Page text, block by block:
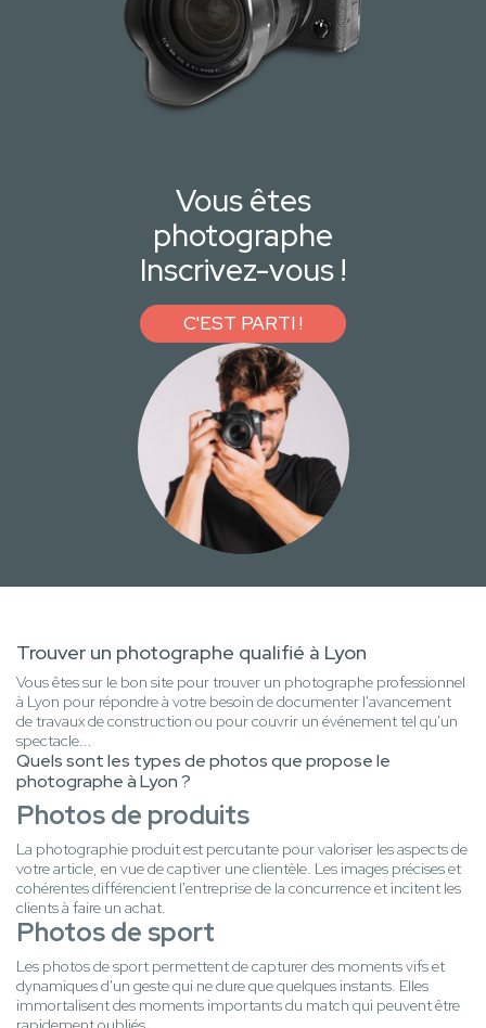
Vous êtes
photographe
Inscrivez-vous !
C'EST PARTI !
Trouver un photographe qualifié à Lyon
Vous êtes sur le bon site pour trouver un photographe professionnel
à Lyon pour répondre à votre besoin de documenter l'avancement
de travaux de construction ou pour couvrir un événement tel qu'un
spectacle...
Quels sont les types de photos que propose le
photographe à Lyon ?
Photos de produits
La photographie produit est percutante pour valoriser les aspects de
votre article, en vue de captiver une clientèle. Les images précises et
cohérentes différencient l'entreprise de la concurrence et incitent les
clients à faire un achat.
Photos de sport
Les photos de sport permettent de capturer des moments vifs et
dynamiques d'un geste qui ne dure que quelques instants. Elles
immortalisent des moments importants du match qui peuvent être